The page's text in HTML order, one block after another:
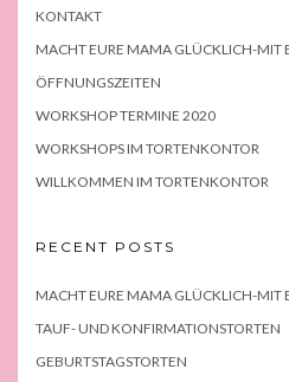
KONTAKT
MACHT EURE MAMA GLÜCKLICH-MIT
ÖFFNUNGSZEITEN
WORKSHOP TERMINE 2020
WORKSHOPS IM TORTENKONTOR
WILLKOMMEN IM TORTENKONTOR
RECENT POSTS
MACHT EURE MAMA GLÜCKLICH-MIT
TAUF- UND KONFIRMATIONSTORTEN
GEBURTSTAGSTORTEN